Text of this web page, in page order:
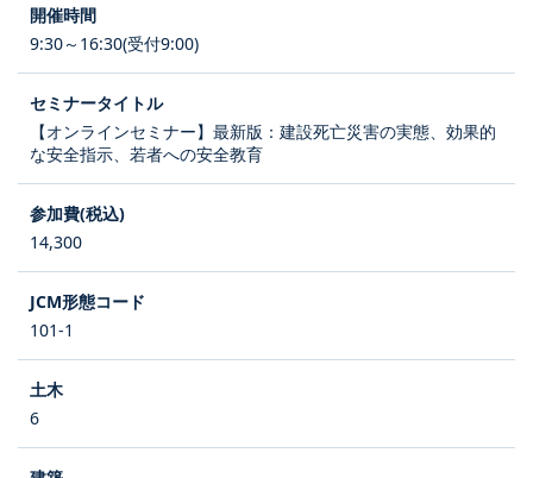
9:30～16:30(受付9:00)
【オンラインセミナー】最新版：建設死亡災害の実態、効果的
な安全指示、若者への安全教育
14,300
101-1
6